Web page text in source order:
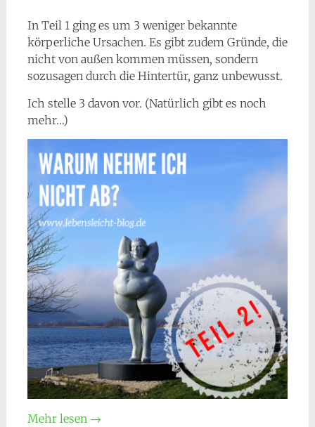
In Teil 1 ging es um 3 weniger bekannte
körperliche Ursachen. Es gibt zudem Gründe, die
nicht von außen kommen müssen, sondern
sozusagen durch die Hintertür, ganz unbewusst.
Ich stelle 3 davon vor. (Natürlich gibt es noch
mehr…)
Mehr lesen →